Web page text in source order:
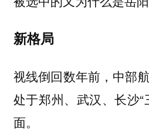
新格局
视线倒回数年前，中部
处于郑州、武汉、长沙“
面。